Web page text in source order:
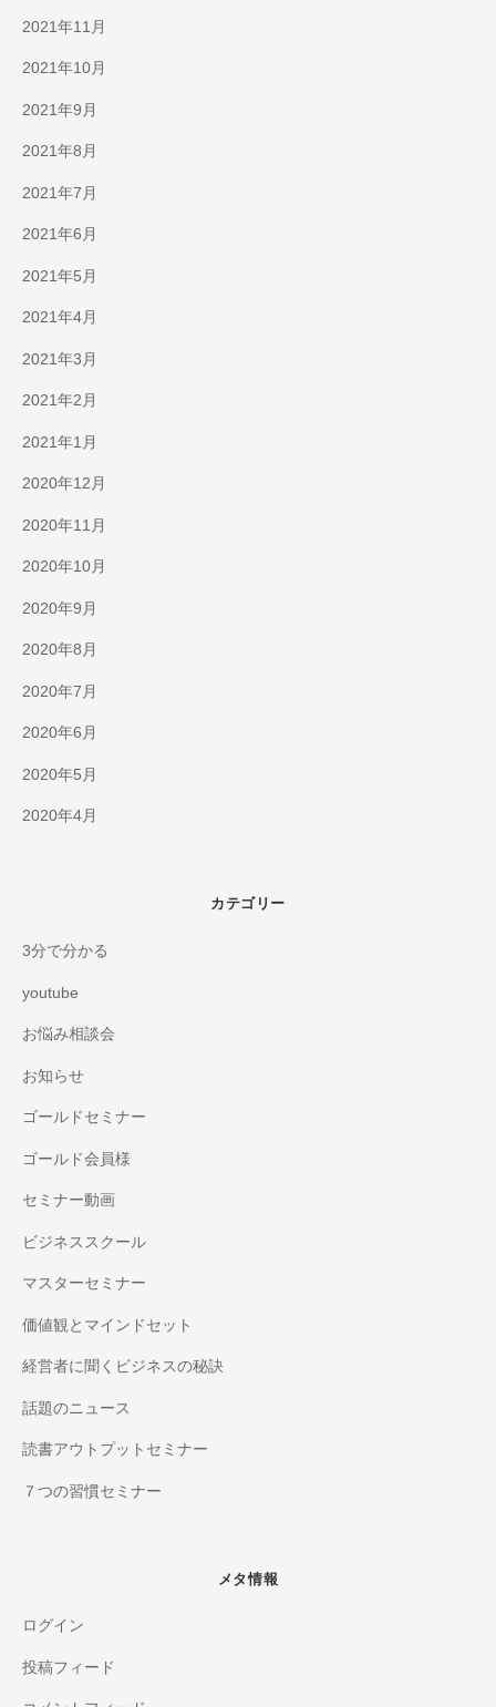
2021年11月
2021年10月
2021年9月
2021年8月
2021年7月
2021年6月
2021年5月
2021年4月
2021年3月
2021年2月
2021年1月
2020年12月
2020年11月
2020年10月
2020年9月
2020年8月
2020年7月
2020年6月
2020年5月
2020年4月
カテゴリー
3分で分かる
youtube
お悩み相談会
お知らせ
ゴールドセミナー
ゴールド会員様
セミナー動画
ビジネススクール
マスターセミナー
価値観とマインドセット
経営者に聞くビジネスの秘訣
話題のニュース
読書アウトプットセミナー
７つの習慣セミナー
メタ情報
ログイン
投稿フィード